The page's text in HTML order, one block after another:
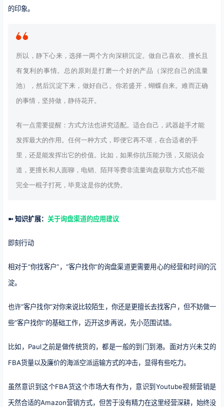
的印象。
所以，静下心来，选择一两个方向深耕沉淀。做自己喜欢、擅长且
有复利的事情。总的原则是打磨一个好的产品（深挖自己的流量
池），然后沉淀下来，做好自己。你若盛开，蝴蝶自来。难而正确
的事情，坚持做，静待花开。
有一点需要提醒：方式方法也讲究适配。适合自己，武器趁手才能
发挥最大的作用。 任何一种方式，即便它再不堪，在合适者的手
里，还是能发挥出它的价值。比如， 如果你抗压能力强，又能说会
道，更擅长和人面聊，电销、陌拜等费非流量询盘获取方式也不能
完全一棍子打死，毕竟这是你的优势。
➼ 知识扩展： 关于询盘渠道的应用建议
即刻行动
相对于“你找客户”，“客户找你”的询盘渠道更需要用心的经营和时间的沉
淀。
也许“客户找你”对你来说比较陌生，你还是更擅长去找客户，但不妨做一
些”客户找你“的基础工作，迈开这步再说，先小范围试错。
比如，Paul之前是做传统货的，都是一般的到门到港。面对方兴未艾的
FBA货量以及廉价的海派空派运输方式的冲击，显得有些吃力。
虽然意识到这个FBA货这个市场大有作为，意识到Youtube视频营销是
天然合适的Amazon营销方式，但苦于没有精力在这里经营深耕，始终没